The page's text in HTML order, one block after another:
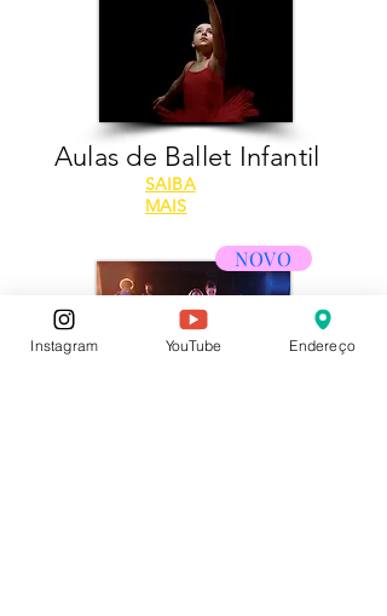
Aulas de Ballet Infantil
SAIBA
MAIS
NOVO
Instagram YouTube Endereço